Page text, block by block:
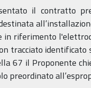
il contratto
in riferimento
tracciato
67 il Proponente
preordinato